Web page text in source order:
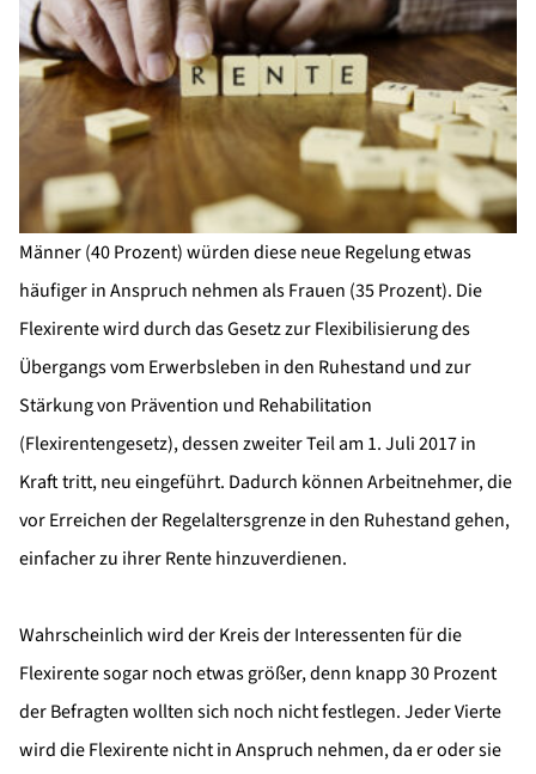
Männer (40 Prozent) würden diese neue Regelung etwas
häufiger in Anspruch nehmen als Frauen (35 Prozent). Die
Flexirente wird durch das Gesetz zur Flexibilisierung des
Übergangs vom Erwerbsleben in den Ruhestand und zur
Stärkung von Prävention und Rehabilitation
(Flexirentengesetz), dessen zweiter Teil am 1. Juli 2017 in
Kraft tritt, neu eingeführt. Dadurch können Arbeitnehmer, die
vor Erreichen der Regelaltersgrenze in den Ruhestand gehen,
einfacher zu ihrer Rente hinzuverdienen.
Wahrscheinlich wird der Kreis der Interessenten für die
Flexirente sogar noch etwas größer, denn knapp 30 Prozent
der Befragten wollten sich noch nicht festlegen. Jeder Vierte
wird die Flexirente nicht in Anspruch nehmen, da er oder sie